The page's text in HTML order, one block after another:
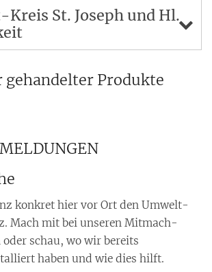
St. Joseph und Hl.
Produkte
konkret hier vor Ort den Umwelt-
Mach mit bei unseren Mitmach-
schau, wo wir bereits
haben und wie dies hilft.